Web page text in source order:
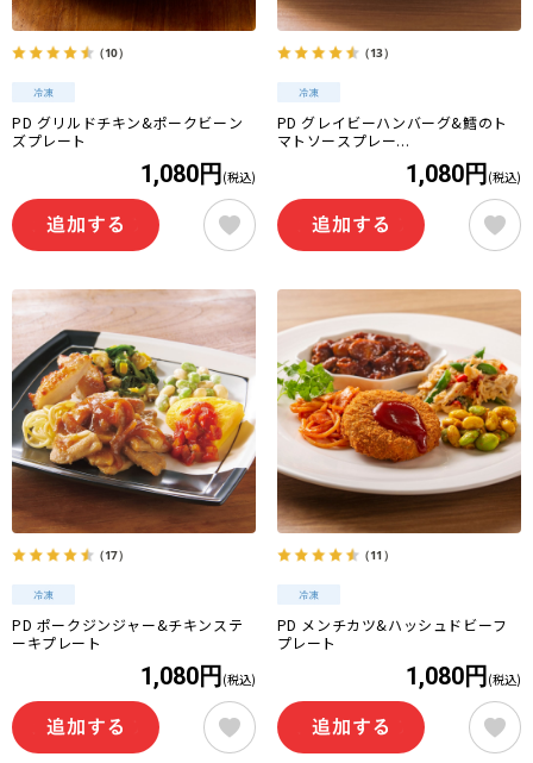
（10）
PD グリルドチキン&ポークビーン
ズプレート
1,080円 (税込)
（13）
PD グレイビーハンバーグ&鱈のト
マトソースプレー...
1,080円 (税込)
（17）
PD ポークジンジャー&チキンステ
ーキプレート
1,080円 (税込)
（11）
PD メンチカツ&ハッシュドビーフ
プレート
1,080円 (税込)